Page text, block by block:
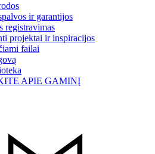
ir garantijos
registravimas
projektai ir inspiracijos
failai
APIE GAMINĮ